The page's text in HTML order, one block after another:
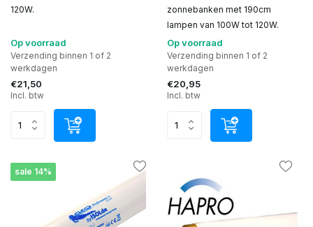
120W.
Op voorraad
Verzending binnen 1 of 2
werkdagen
€21,50
Incl. btw
zonnebanken met 190cm
lampen van 100W tot 120W.
Op voorraad
Verzending binnen 1 of 2
werkdagen
€20,95
Incl. btw
sale 14%